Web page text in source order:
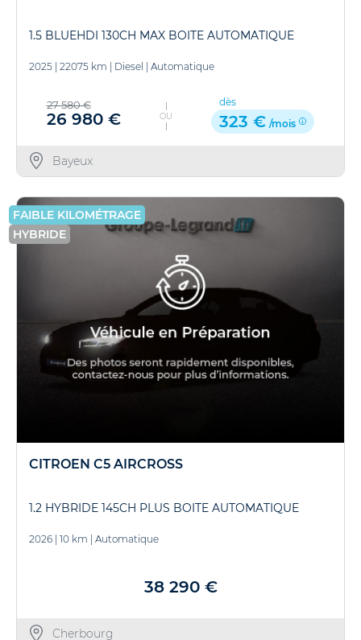
1.5 BLUEHDI 130CH MAX BOITE AUTOMATIQUE
2025 22075 km Diesel Automatique
27 580 €
26 980 € OU
dès
323 € /mois
Bayeux
FAIBLE KILOMÉTRAGE
HYBRIDE
CITROEN C5 AIRCROSS
1.2 HYBRIDE 145CH PLUS BOITE AUTOMATIQUE
2026 | 10 km | Automatique
38 290 €
Cherbourg